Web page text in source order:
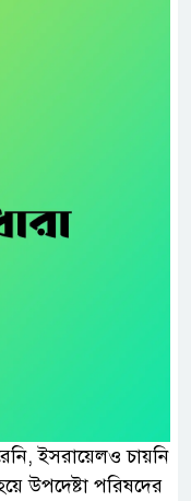
ইসরায়েলও চায়নি
উপদেষ্টা পরিষদের